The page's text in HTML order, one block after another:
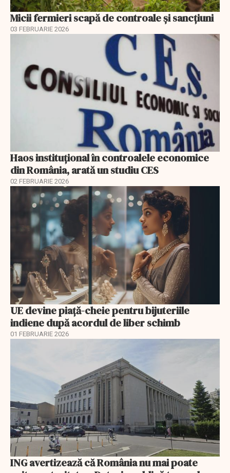
Micii fermieri scapă de controale și sancțiuni
03 FEBRUARIE 2026
Haos instituțional în controalele economice
din România, arată un studiu CES
02 FEBRUARIE 2026
UE devine piață-cheie pentru bijuteriile
indiene după acordul de liber schimb
01 FEBRUARIE 2026
ING avertizează că România nu mai poate